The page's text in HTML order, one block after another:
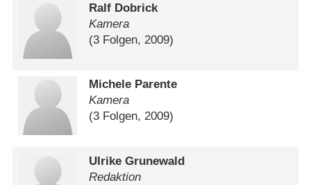
Ralf Dobrick
Kamera
(3 Folgen, 2009)
Michele Parente
Kamera
(3 Folgen, 2009)
Ulrike Grunewald
Redaktion